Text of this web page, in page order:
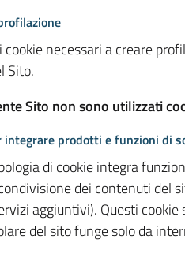
cookie necessari a creare
Sito.
Sito non sono utilizzati
integrare prodotti e funzioni di
di cookie integra
dei contenuti del
aggiuntivi). Questi
del sito funge solo da